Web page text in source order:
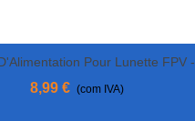
Adicionar Ao CarrinhoPour Lunette FPV -
Xt60 Vers DC
8,99 € (com IVA)